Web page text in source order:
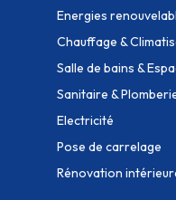
Energies
Chauffage &
Salle de bains &
Sanitaire &
Electricité
Pose de carrelage
Rénovation